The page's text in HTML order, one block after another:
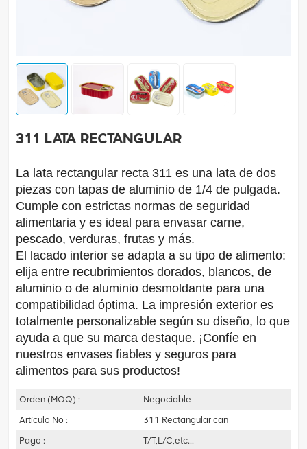
311 Lata rectangular
La lata rectangular recta 311 es una lata de dos
piezas con tapas de aluminio de 1/4 de pulgada.
Cumple con estrictas normas de seguridad
alimentaria y es ideal para envasar carne,
pescado, verduras, frutas y más.
El lacado interior se adapta a su tipo de alimento:
elija entre recubrimientos dorados, blancos, de
aluminio o de aluminio desmoldante para una
compatibilidad óptima. La impresión exterior es
totalmente personalizable según su diseño, lo que
ayuda a que su marca destaque. ¡Confíe en
nuestros envases fiables y seguros para
alimentos para sus productos!
Orden (MOQ) :
Negociable
Artículo No :
311 Rectangular can
Pago :
T/T,L/C,etc...